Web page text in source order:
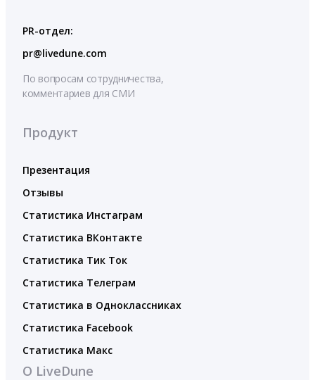
PR-отдел:
pr@livedune.com
По вопросам сотрудничества,
комментариев для СМИ
Продукт
Презентация
Отзывы
Статистика Инстаграм
Статистика ВКонтакте
Статистика Тик Ток
Статистика Телеграм
Статистика в Одноклассниках
Статистика Facebook
Статистика Макс
О LiveDune